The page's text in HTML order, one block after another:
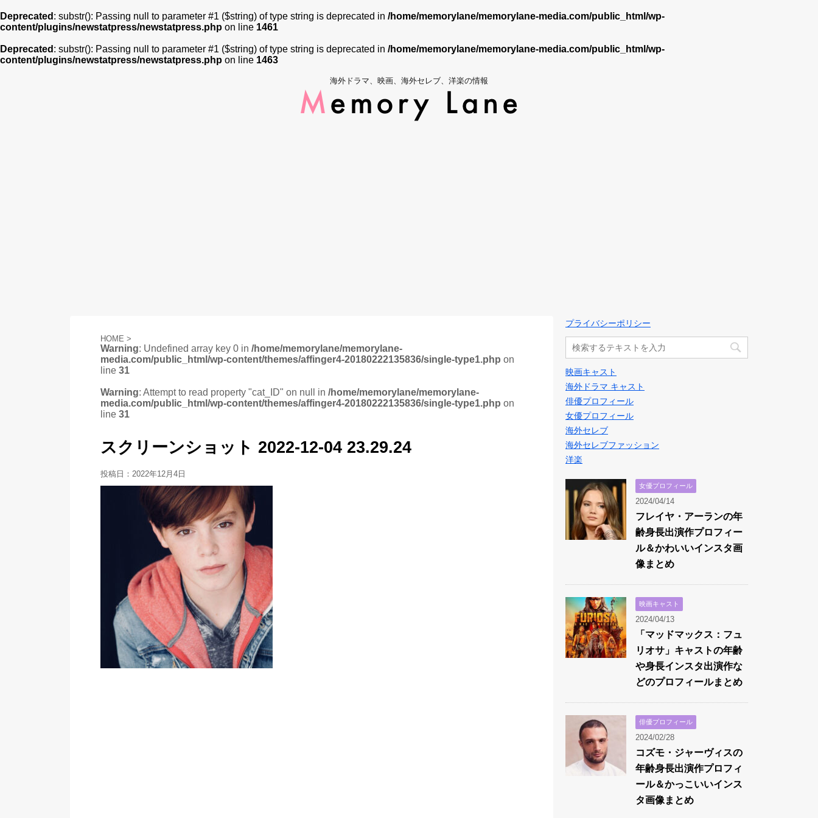
Deprecated : substr(): Passing null to parameter #1 ($string) of type string is deprecated in /home/memorylane/memorylane-media.com/public_html/wp-
content/plugins/newstatpress/newstatpress.php on line 1461
Deprecated : substr(): Passing null to parameter #1 ($string) of type string is deprecated in /home/memorylane/memorylane-media.com/public_html/wp-
content/plugins/newstatpress/newstatpress.php on line 1463
海外ドラマ、映画、海外セレブ、洋楽の情報
HOME >
Warning: Undefined array key 0 in /home/memorylane/memorylane-
media.com/public_html/wp-content/themes/affinger4-20180222135836/single-type1.php on
line 31
Warning: Attempt to read property "cat_ID" on null in /home/memorylane/memorylane-
media.com/public_html/wp-content/themes/affinger4-20180222135836/single-type1.php on
line 31
スクリーンショット 2022-12-04 23.29.24
投稿日： 2022年12月4日
プライバシーポリシー
映画キャスト
海外ドラマ キャスト
俳優プロフィール
女優プロフィール
海外セレブ
海外セレブファッション
洋楽
女優プロフィール
2024/04/14
フレイヤ・アーランの年
齢身長出演作プロフィー
ル＆かわいいインスタ画
像まとめ
映画キャスト
2024/04/13
「マッドマックス：フュ
リオサ」キャストの年齢
や身長インスタ出演作な
どのプロフィールまとめ
俳優プロフィール
2024/02/28
コズモ・ジャーヴィスの
年齢身長出演作プロフィ
ール＆かっこいいインス
タ画像まとめ